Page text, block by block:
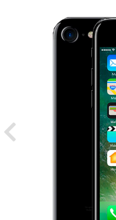
Previous